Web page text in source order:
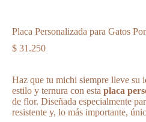
Placa Personalizada para Gatos
$ 31.250
Haz que tu michi siempre lleve su
estilo y ternura con esta placa
de flor. Diseñada especialmente
resistente y, lo más importante,